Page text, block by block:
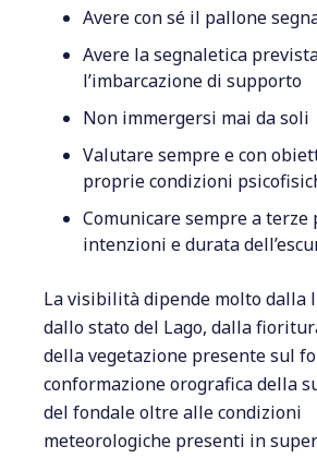
Avere con sé il pallone
Avere la segnaletica
l’imbarcazione di supporto
Non immergersi mai da soli
Valutare sempre e con
proprie condizioni
Comunicare sempre a terze
intenzioni e durata
La visibilità dipende molto dalla
dallo stato del Lago, dalla
della vegetazione presente sul
conformazione orografica della
del fondale oltre alle condizioni
meteorologiche presenti in